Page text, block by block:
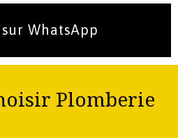
WhatsApp
Plomberie